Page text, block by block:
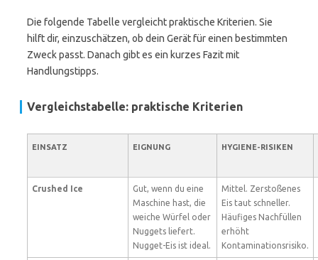
Die folgende Tabelle vergleicht praktische Kriterien. Sie
hilft dir, einzuschätzen, ob dein Gerät für einen bestimmten
Zweck passt. Danach gibt es ein kurzes Fazit mit
Handlungstipps.
Vergleichstabelle: praktische Kriterien
EINSATZ EIGNUNG HYGIENE-RISIKEN
Crushed Ice
Gut, wenn du eine
Maschine hast, die
weiche Würfel oder
Nuggets liefert.
Nugget-Eis ist ideal.
Mittel. Zerstoßenes
Eis taut schneller.
Häufiges Nachfüllen
erhöht
Kontaminationsrisiko.